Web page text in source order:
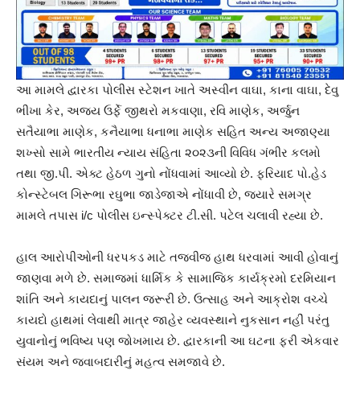
આ મામલે દ્વારકા પોલીસ સ્ટેશન ખાતે અસ્વીન વાઘા, કાના વાઘા, દેવુ
ભીખા કેર, અજય ઉર્ફે જીથરો મકવાણા, રવિ માણેક, અર્જુન
સતૈયાભા માણેક, કનૈયાભા ધનાભા માણેક સહિત અન્ય અજાણ્યા
શખ્સો સામે ભારતીય ન્યાય સંહિતા ૨૦૨૩ની વિવિધ ગંભીર કલમો
તથા જી.પી. એક્ટ હેઠળ ગુનો નોંધવામાં આવ્યો છે. ફરિયાદ પો.હેડ
કોન્સ્ટેબલ ગિરૂભા રઘુભા જાડેજાએ નોંધાવી છે, જ્યારે સમગ્ર
મામલે તપાસ i/c પોલીસ ઇન્સ્પેક્ટર ટી.સી. પટેલ ચલાવી રહ્યા છે.
હાલ આરોપીઓની ધરપકડ માટે તજવીજ હાથ ધરવામાં આવી હોવાનું
જાણવા મળે છે. સમાજમાં ધાર્મિક કે સામાજિક કાર્યક્રમો દરમિયાન
શાંતિ અને કાયદાનું પાલન જરૂરી છે. ઉત્સાહ અને આક્રોશ વચ્ચે
કાયદો હાથમાં લેવાથી માત્ર જાહેર વ્યવસ્થાને નુકસાન નહીં પરંતુ
યુવાનોનું ભવિષ્ય પણ જોખમાય છે. દ્વારકાની આ ઘટના ફરી એકવાર
સંયમ અને જવાબદારીનું મહત્વ સમજાવે છે.